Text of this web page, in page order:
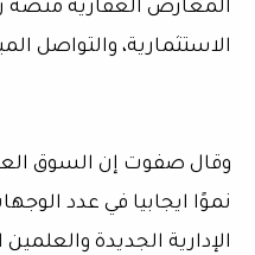
المعارض العقارية منصة
الاستثمارية، والتواصل
وقال صفوت إن السوق
نموًا ايجابيا في عدد
الإدارية الجديدة